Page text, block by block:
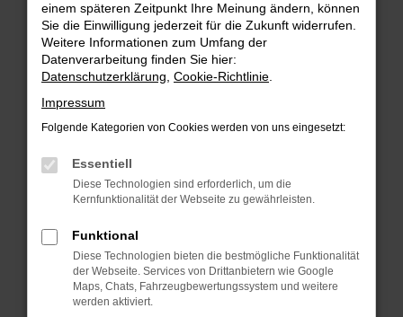
FAHRZEUGBESTAND
Bei Neuwagen Autoland finden Sie eine große
Auswahl an Marken und Modellen.
FEHLER: NETWORK
ERROR
Beim Laden ist ein Fehler aufgetreten.
Hier sind ein paar Tipps, die dir helfen
können:
einem späteren Zeitpunkt Ihre Meinung ändern, können
Sie die Einwilligung jederzeit für die Zukunft widerrufen.
Weitere Informationen zum Umfang der
Datenverarbeitung finden Sie hier:
Datenschutzerklärung Cookie-Richtlinie
Impressum
Folgende Kategorien von Cookies werden von uns eingesetzt:
Essentiell
Diese Technologien sind erforderlich, um die
Kernfunktionalität der Webseite zu gewährleisten.
Funktional
Diese Technologien bieten die bestmögliche Funktionalität
der Webseite. Services von Drittanbietern wie Google
Maps, Chats, Fahrzeugbewertungssystem und weitere
werden aktiviert.